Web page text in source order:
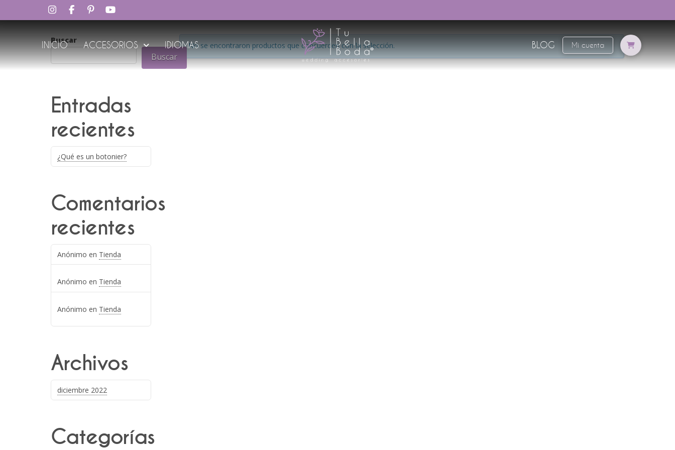
INICIO ACCESORIOS IDIOMAS BLOG Mi cuenta
No se encontraron productos que concuerden con la selección.
Buscar
Buscar
Entradas
recientes
¿Qué es un botonier?
Comentarios
recientes
Anónimo en Tienda
Anónimo en Tienda
Anónimo en Tienda
Archivos
diciembre 2022
Categorías